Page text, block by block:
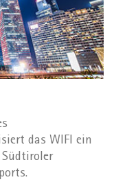
das WIFI ein